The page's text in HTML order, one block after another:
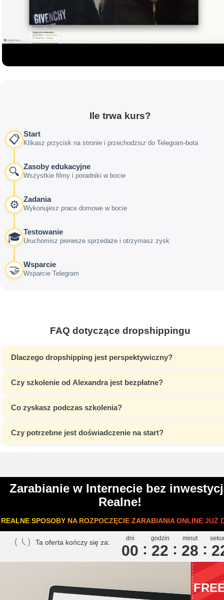
Ile trwa kurs?
📋 Start
Klikasz przycisk na stronie i przechodzisz do Telegram-bota
🔍 Zasoby edukacyjne
Wszystkie filmy i poradniki w bocie
⚙️ Zadania
Wykonujesz prace domowe w bocie
🎓 Testowanie
Uruchomisz pierwsze sprzedaże i otrzymasz zysk
🤝 Wsparcie
Wsparcie Telegram
FAQ dotyczące dropshippingu
Dlaczego dropshipping jest perspektywiczny?
Czy szkolenie od Alexandra jest bezpłatne?
Co zyskasz podczas szkolenia?
Czy potrzebne jest doświadczenie na start?
Zarabianie w Internecie bez
Realne!
REALNE SPOSOBY NA ROZPOCZĘCIE ZARABIANIA ONLINE JUŻ
Ta oferta kończy się za: dni
00
godzin
22
minut
28 2